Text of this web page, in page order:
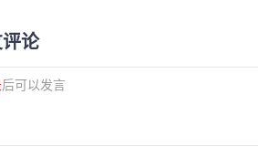
论
后可以发言